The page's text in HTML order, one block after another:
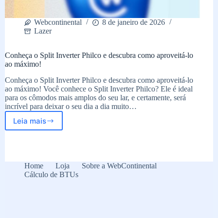
Webcontinental
8 de janeiro de 2026
Lazer
Conheça o Split Inverter Philco e descubra como aproveitá-lo
ao máximo!
Conheça o Split Inverter Philco e descubra como aproveitá-lo
ao máximo! Você conhece o Split Inverter Philco? Ele é ideal
para os cômodos mais amplos do seu lar, e certamente, será
incrível para deixar o seu dia a dia muito…
Leia maisConheça
e
descubra
Home Loja
Sobre a WebContinental
Cálculo de BTUs